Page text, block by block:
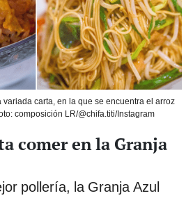
variada carta, en la que se encuentra el arroz
composición LR/@chifa.titi/Instagram
comer en la Granja
pollería, la Granja Azul